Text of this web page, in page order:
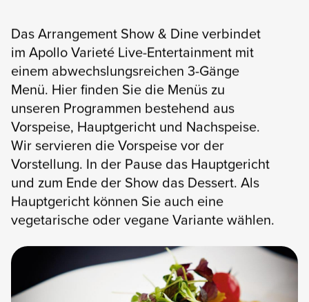
TICKETS
Das Arrangement Show & Dine verbindet
im Apollo Varieté Live-Entertainment mit
einem abwechslungsreichen 3-Gänge
Menü. Hier finden Sie die Menüs zu
unseren Programmen bestehend aus
Vorspeise, Hauptgericht und Nachspeise.
Wir servieren die Vorspeise vor der
Vorstellung. In der Pause das Hauptgericht
und zum Ende der Show das Dessert. Als
Hauptgericht können Sie auch eine
vegetarische oder vegane Variante wählen.